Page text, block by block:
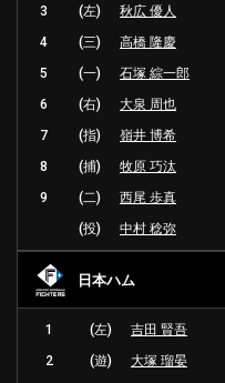
3
(左) 秋広 優人
4
(三) 高橋 隆慶
5
(一) 石塚 綜一郎
6
(右) 大泉 周也
7
(指) 嶺井 博希
8
(捕) 牧原 巧汰
9
(二) 西尾 歩真
(投)
中村 稔弥
日本ハム
1 (左) 吉田 賢吾
2
(遊) 大塚 瑠晏